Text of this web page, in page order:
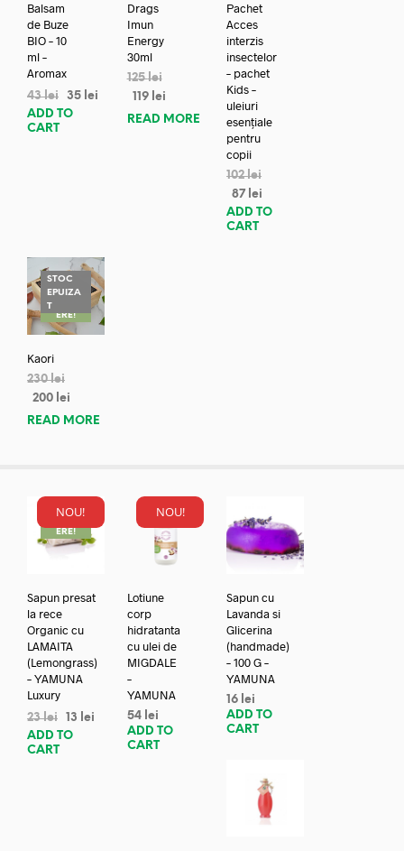
Balsam
de Buze
BIO – 10
ml –
Aromax
43lei 35 lei
ADD TO
CART
Drags
Imun
Energy
30ml
125lei
119 lei
READ MORE
Pachet
Acces
interzis
insectelor
– pachet
Kids –
uleiuri
esențiale
pentru
copii
102lei
87 lei
ADD TO
CART
STOC
EPUIZA
TREDUC
ERE!
Kaori
230lei
200 lei
READ MORE
NOU!
REDUC
ERE!
Sapun presat
la rece
Organic cu
LAMAITA
(Lemongrass)
– YAMUNA
Luxury
23lei 13
lei
ADD TO
CART
NOU!
Lotiune
corp
hidratanta
cu ulei de
MIGDALE
–
YAMUNA
54 lei
ADD TO
CART
Sapun cu
Lavanda si
Glicerina
(handmade)
– 100 G –
YAMUNA
16 lei
ADD TO
CART